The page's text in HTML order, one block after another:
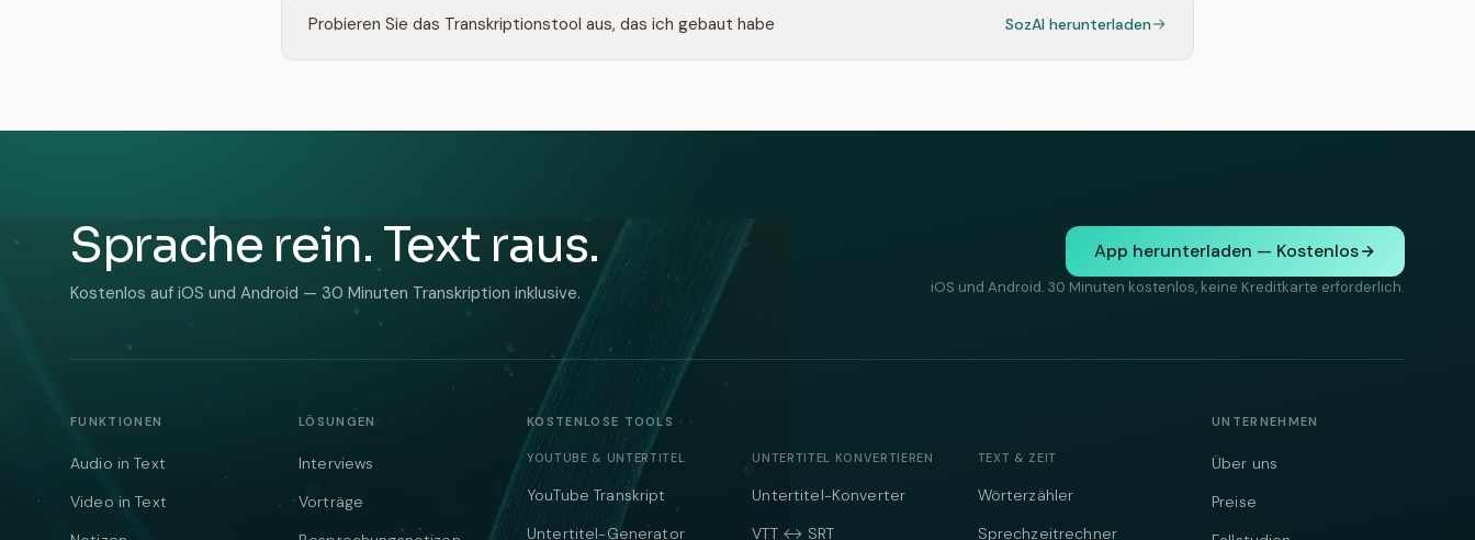
Probieren Sie das Transkriptionstool aus, das ich gebaut habe SozAI herunterladen
Sprache rein. Text raus.
Kostenlos auf iOS und Android — 30 Minuten Transkription inklusive.
App herunterladen — Kostenlos
iOS und Android. 30 Minuten kostenlos, keine Kreditkarte erforderlich.
FUNKTIONEN
Audio in Text
Video in Text
LÖSUNGEN
Interviews
Vorträge
KOSTENLOSE TOOLS
YOUTUBE & UNTERTITEL
YouTube Transkript
Untertitel-Generator
UNTERTITEL KONVERTIEREN
Untertitel-Konverter
VTT ↔ SRT
TEXT & ZEIT
Wörterzähler
Sprechzeitrechner
UNTERNEHMEN
Über uns
Preise